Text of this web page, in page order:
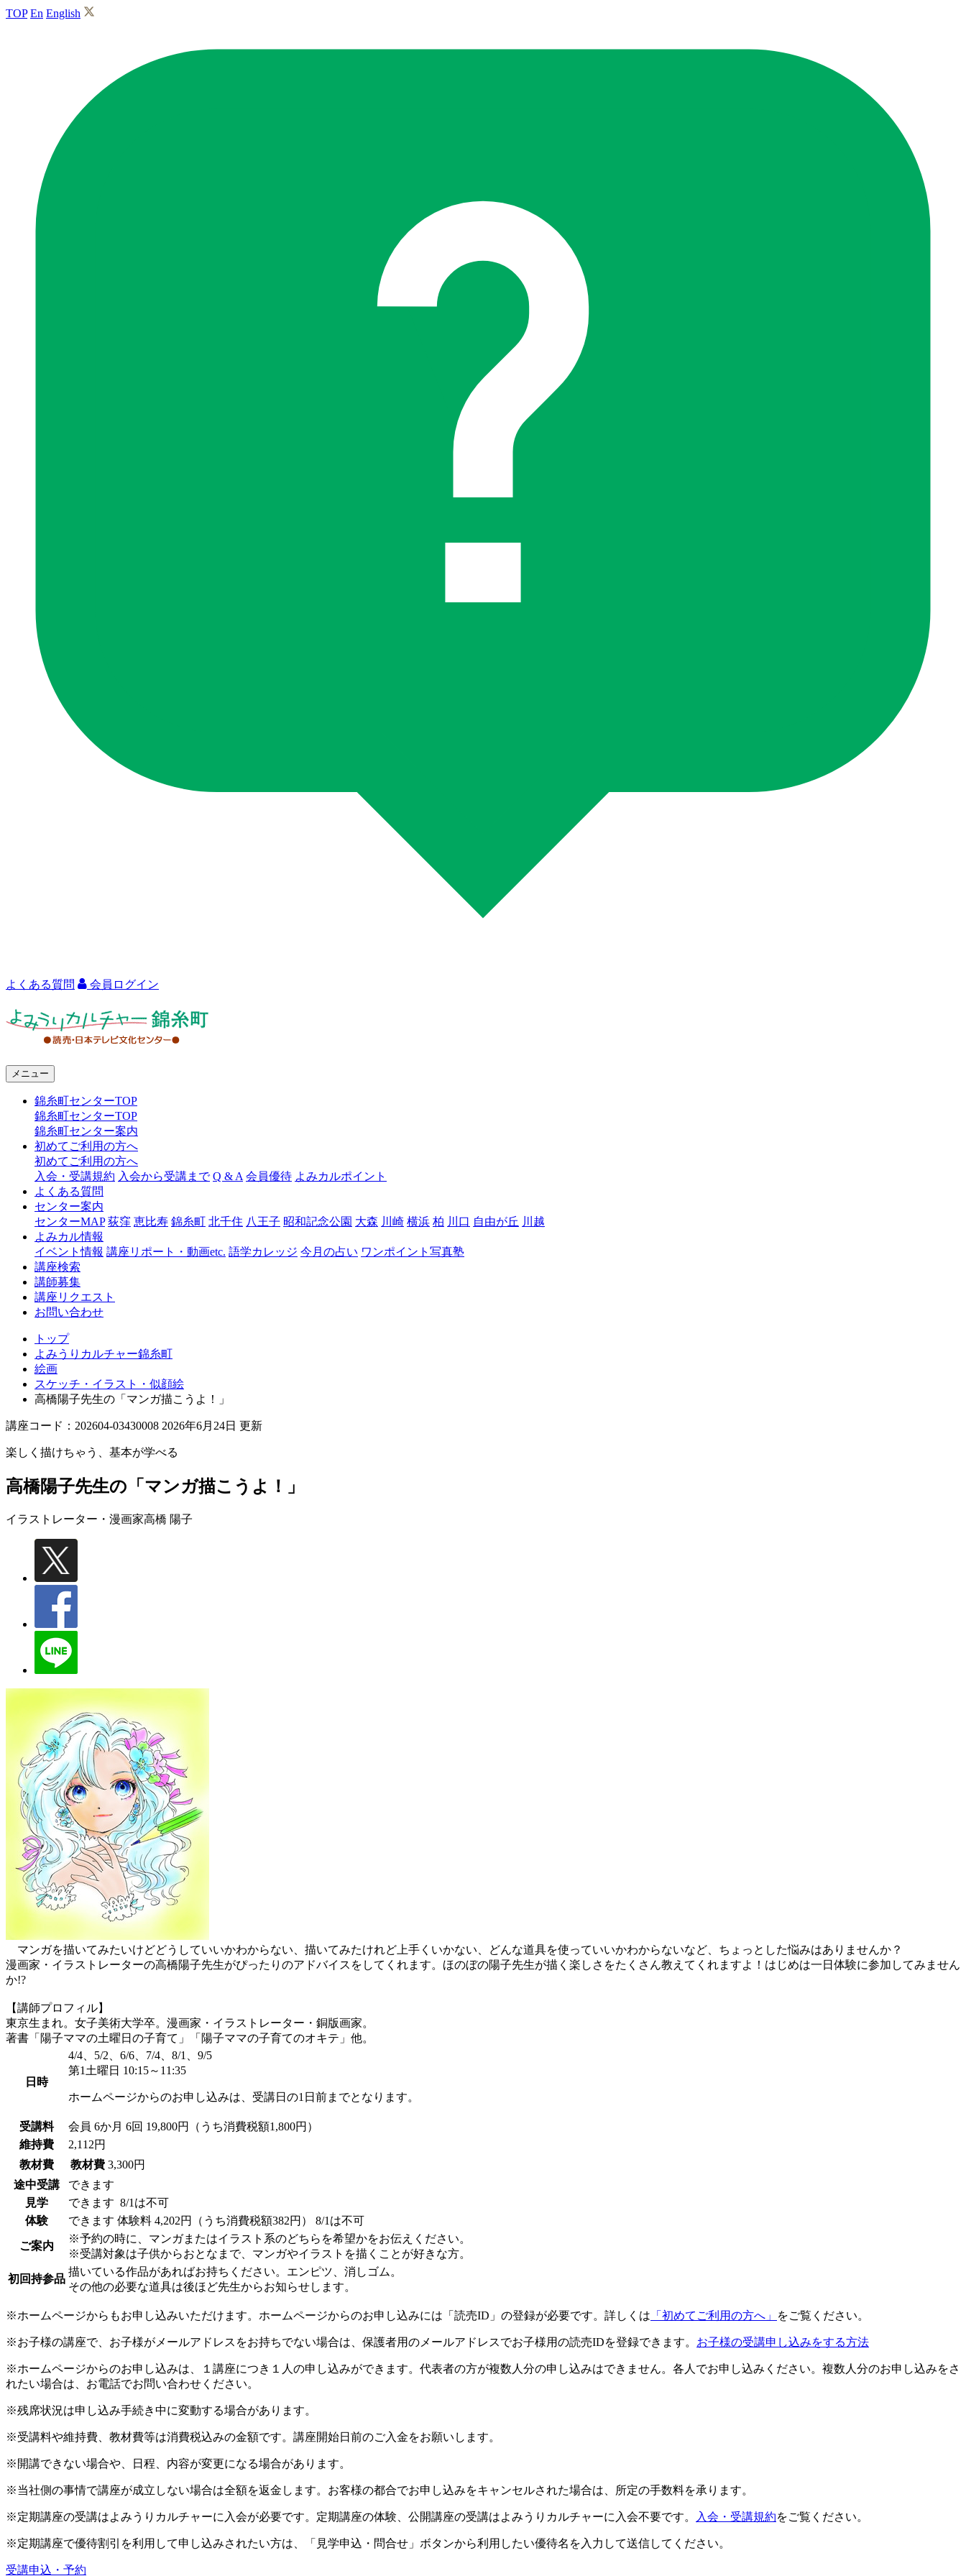
TOP En English
よくある質問 会員ログイン
ャ
錦
糸
メニュー
錦糸町センターTOP
錦糸町センターTOP
錦糸町センター案内
初めてご利用の方へ
初めてご利用の方へ
入会・受講規約 入会から受講まで Q & A 会員優待 よみカルポイント
よくある質問
センター案内
センターMAP 荻窪 恵比寿 錦糸町 北千住 八王子 昭和記念公園 大森 川崎 横浜 柏 川口 自由が丘 川越
よみカル情報
イベント情報 講座リポート・動画etc. 語学カレッジ 今月の占い ワンポイント写真塾
講座検索
講師募集
講座リクエスト
お問い合わせ
トップ
よみうりカルチャー錦糸町
絵画
スケッチ・イラスト・似顔絵
高橋陽子先生の「マンガ描こうよ！」
講座コード：202604-03430008 2026年6月24日 更新
楽しく描けちゃう、基本が学べる
高橋陽子先生の「マンガ描こうよ！」
イラストレーター・漫画家高橋 陽子
マンガを描いてみたいけどどうしていいかわからない、描いてみたけれど上手くいかない、どんな道具を使っていいかわからないなど、ちょっとした悩みはありませんか？
漫画家・イラストレーターの高橋陽子先生がぴったりのアドバイスをしてくれます。ほのぼの陽子先生が描く楽しさをたくさん教えてくれますよ！はじめは一日体験に参加してみません
か!?
【講師プロフィル】
東京生まれ。女子美術大学卒。漫画家・イラストレーター・銅版画家。
著書「陽子ママの土曜日の子育て」「陽子ママの子育てのオキテ」他。
日時
4/4、5/2、6/6、7/4、8/1、9/5
第1土曜日 10:15～11:35
ホームページからのお申し込みは、受講日の1日前までとなります。
受講料 会員 6か月 6回 19,800円（うち消費税額1,800円）
維持費
2,112円
教材費
教材費 3,300円
途中受講
できます
見学
できます 8/1は不可
体験
できます 体験料 4,202円（うち消費税額382円） 8/1は不可
ご案内
※予約の時に、マンガまたはイラスト系のどちらを希望かをお伝えください。
※受講対象は子供からおとなまで、マンガやイラストを描くことが好きな方。
初回持参品
描いている作品があればお持ちください。エンピツ、消しゴム。
その他の必要な道具は後ほど先生からお知らせします。
※ホームページからもお申し込みいただけます。ホームページからのお申し込みには「読売ID」の登録が必要です。詳しくは 「初めてご利用の方へ」 をご覧ください。
※お子様の講座で、お子様がメールアドレスをお持ちでない場合は、保護者用のメールアドレスでお子様用の読売IDを登録できます。 お子様の受講申し込みをする方法
※ホームページからのお申し込みは、１講座につき１人の申し込みができます。代表者の方が複数人分の申し込みはできません。各人でお申し込みください。複数人分のお申し込みをさ
れたい場合は、お電話でお問い合わせください。
※残席状況は申し込み手続き中に変動する場合があります。
※受講料や維持費、教材費等は消費税込みの金額です。講座開始日前のご入金をお願いします。
※開講できない場合や、日程、内容が変更になる場合があります。
※当社側の事情で講座が成立しない場合は全額を返金します。お客様の都合でお申し込みをキャンセルされた場合は、所定の手数料を承ります。
※定期講座の受講はよみうりカルチャーに入会が必要です。定期講座の体験、公開講座の受講はよみうりカルチャーに入会不要です。 入会・受講規約をご覧ください。
※定期講座で優待割引を利用して申し込みされたい方は、「見学申込・問合せ」ボタンから利用したい優待名を入力して送信してください。
受講申込・予約